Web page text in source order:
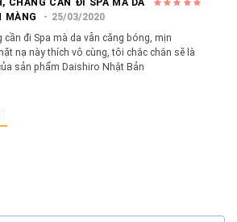
CHẲNG CẦN ĐI SPA MÀ DA
MÀNG
25/03/2020
cần đi Spa mà da vẫn căng bóng, mịn
nạ này thích vô cùng, tôi chắc chắn sẽ là
sản phẩm Daishiro Nhật Bản